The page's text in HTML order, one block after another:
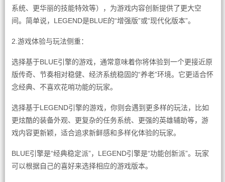
系统、更华丽的技能特效等），为游戏内容创新提供了更大空
间。简单说，LEGEND是BLUE的“增强版”或“现代化版本”。
2.游戏体验与玩法侧重：
选择基于BLUE引擎的游戏，通常意味着你将体验到一个更接近原
版传奇、节奏相对稳健、经济系统稳固的“养老”环境。它更适合怀
念经典、不喜欢花哨功能的玩家。
选择基于LEGEND引擎的游戏，你则会遇到更多样的玩法，比如
更炫酷的装备外观、更复杂的任务系统、更强的英雄辅助等，游
戏内容更新颖，适合追求新鲜感和多样化体验的玩家。
BLUE引擎是“经典稳定派”，LEGEND引擎是“功能创新派”。玩家
可以根据自己的喜好来选择相应的游戏版本。